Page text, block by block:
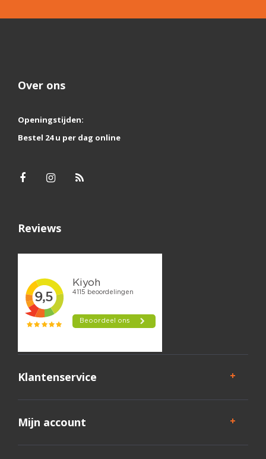
Over ons
Openingstijden:
Bestel 24 u per dag online
Reviews
Klantenservice
Mijn account